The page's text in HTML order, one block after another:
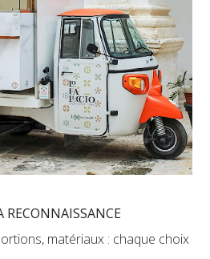
RECONNAISSANCE
matériaux : chaque choix